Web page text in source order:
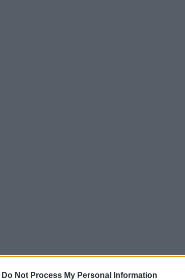
Do Not Process My Personal Information